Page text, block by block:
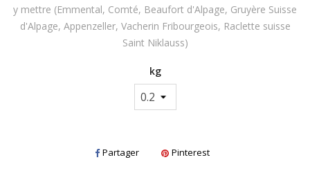
y mettre (Emmental, Comté, Beaufort d'Alpage, Gruyère Suisse
d'Alpage, Appenzeller, Vacherin Fribourgeois, Raclette suisse
Saint Niklauss)
kg
Partager Pinterest